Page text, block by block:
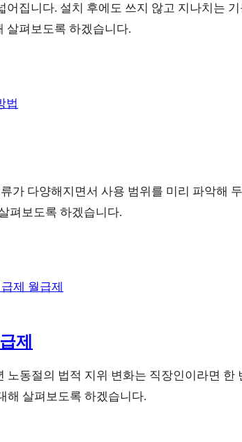
집니다. 설치 후에도 쓰지 않고 지나치는
살펴보도록 하겠습니다.
가 다양해지면서 사용 범위를 미리 파악해
펴보도록 하겠습니다.
제
동절의 법적 지위 변화는 직장인이라면 한
해 살펴보도록 하겠습니다.